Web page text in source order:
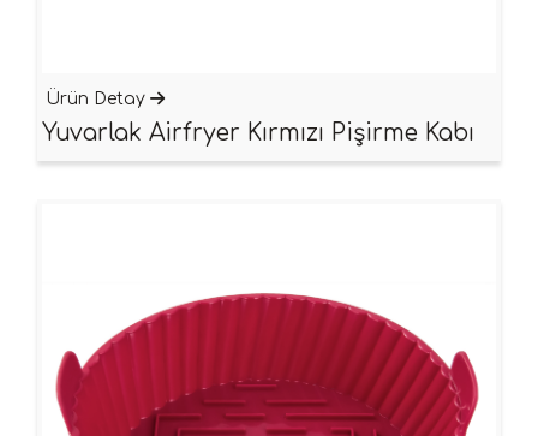
Ürün Detay
Yuvarlak Airfryer Kırmızı Pişirme Kabı